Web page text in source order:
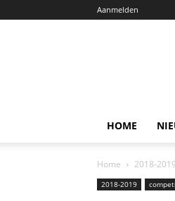
Aanmelden
HOME
Home 2018-2019
2018-2019